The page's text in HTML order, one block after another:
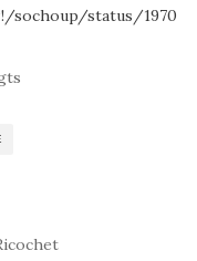
status/1970